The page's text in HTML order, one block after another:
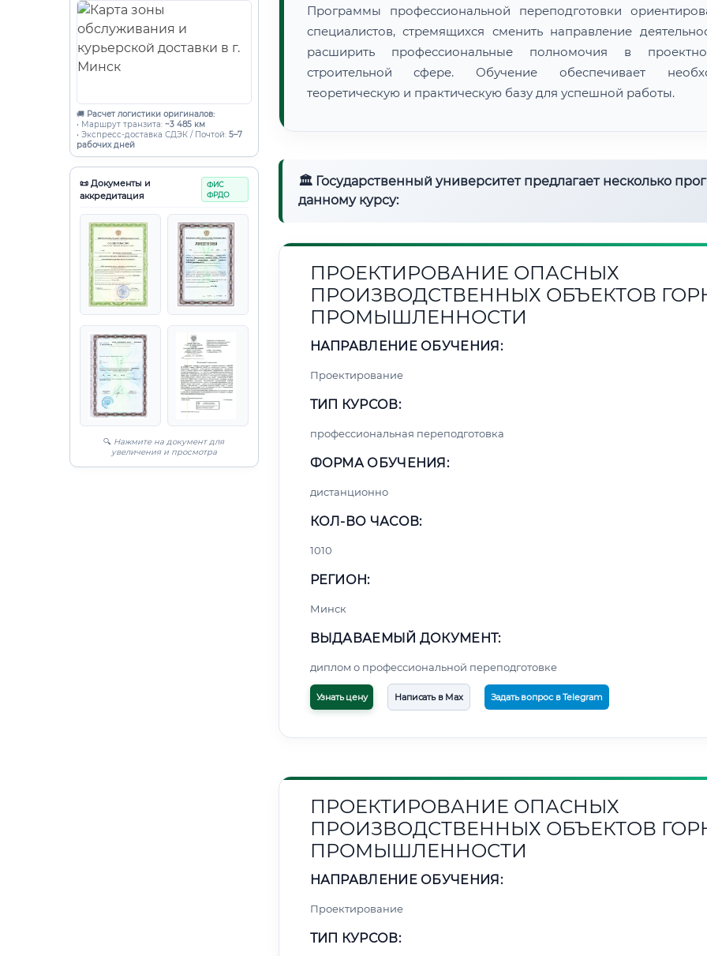
🚚 Расчет логистики оригиналов:
• Маршрут транзита: ~3 485 км
• Экспресс-доставка СДЭК / Почтой: 5–7
рабочих дней
📜 Документы и
аккредитация
ФИС
ФРДО
🔍 Нажмите на документ для
увеличения и просмотра
Программы профессиональной переподготовки
специалистов, стремящихся сменить направление
расширить профессиональные полномочия в
строительной сфере. Обучение обеспечивает
теоретическую и практическую базу для успешной работы.
🏛 Государственный университет предлагает несколько
данному курсу:
ПРОЕКТИРОВАНИЕ ОПАСНЫХ
ПРОИЗВОДСТВЕННЫХ ОБЪЕКТОВ
ПРОМЫШЛЕННОСТИ
НАПРАВЛЕНИЕ ОБУЧЕНИЯ:
Проектирование
ТИП КУРСОВ:
профессиональная переподготовка
ФОРМА ОБУЧЕНИЯ:
дистанционно
КОЛ-ВО ЧАСОВ:
1010
РЕГИОН:
Минск
ВЫДАВАЕМЫЙ ДОКУМЕНТ:
диплом о профессиональной переподготовке
Узнать цену Написать в Max Задать вопрос в Telegram
ПРОЕКТИРОВАНИЕ ОПАСНЫХ
ПРОИЗВОДСТВЕННЫХ ОБЪЕКТОВ
ПРОМЫШЛЕННОСТИ
НАПРАВЛЕНИЕ ОБУЧЕНИЯ:
Проектирование
ТИП КУРСОВ: